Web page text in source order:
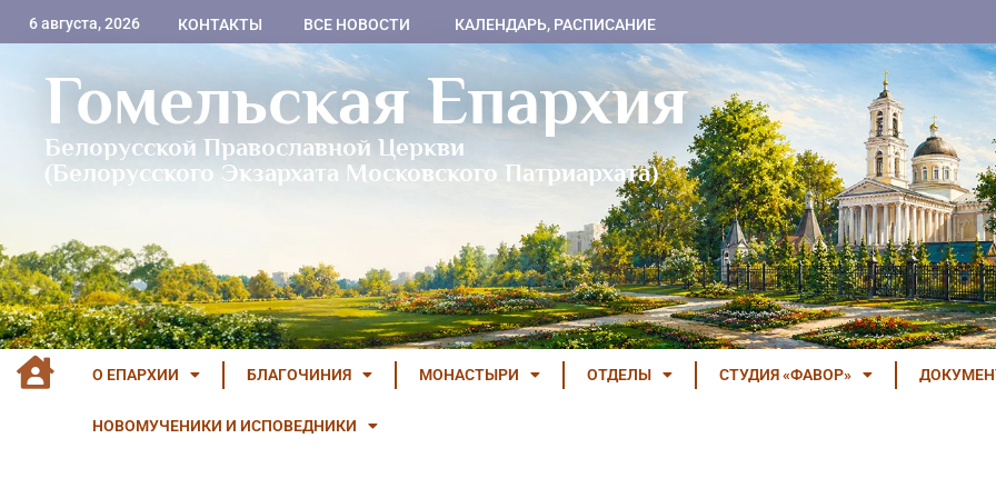
6 августа, 2026 КОНТАКТЫ ВСЕ НОВОСТИ КАЛЕНДАРЬ, РАСПИСАНИЕ
Гомельская Епархия
Белорусской Православной Церкви
(Белорусского Экзархата Московского Патриархата)
О ЕПАРХИИ БЛАГОЧИНИЯ МОНАСТЫРИ ОТДЕЛЫ СТУДИЯ «ФАВОР»
НОВОМУЧЕНИКИ И ИСПОВЕДНИКИ